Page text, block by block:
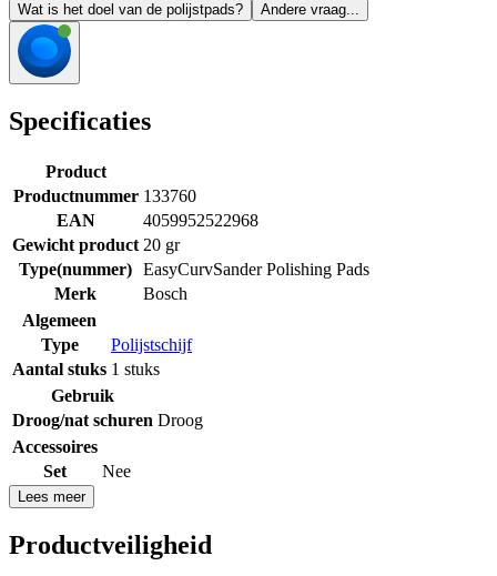
Wat is het doel van de polijstpads?
Andere vraag...
Specificaties
Product
Productnummer 133760
EAN
4059952522968
Gewicht product 20 gr
Type(nummer) EasyCurvSander Polishing Pads
Merk
Bosch
Algemeen
Type
Polijstschijf
Aantal stuks 1 stuks
Gebruik
Droog/nat schuren Droog
Accessoires
Set
Nee
Lees meer
Productveiligheid